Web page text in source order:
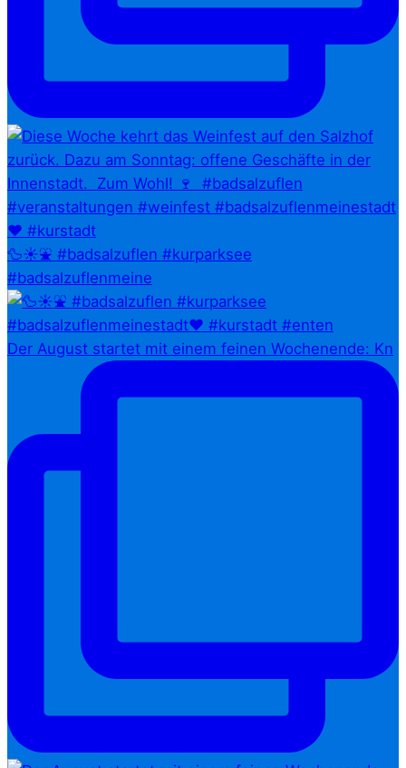
🦆☀️⛲ #badsalzuflen #kurparksee
#badsalzuflenmeine
Der August startet mit einem feinen Wochenende: Kn